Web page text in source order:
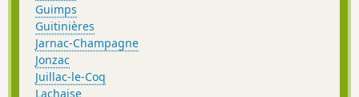
Guimps
Guitinières
Jarnac-Champagne
Jonzac
Juillac-le-Coq
Lachaise